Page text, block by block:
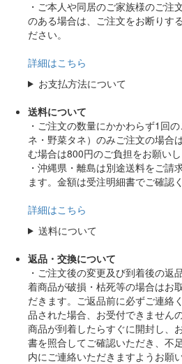
・ご本人や同居のご家族様のご注
のある場合は、ご注文をお断りす
ださい。
詳細はこちら
お支払方法について
送料について
・ご注文の数量にかかわらず1回
ネ・野菜タネ）のみご注文の場合
む場合は800円のご負担をお願いし
・沖縄県・離島は別途送料をご請
ます。金額は受注明細書でご確認く
詳細はこちら
送料について
返品・交換について
・ご注文後の変更及び到着後の返
着商品が破損・枯死等の場合はお
だきます。ご返品前に必ずご連絡
品された場合、お受付できません
商品が到着したらすぐに開封し、
書を照合してご確認いただき、不
内にご連絡いただきますようお願い